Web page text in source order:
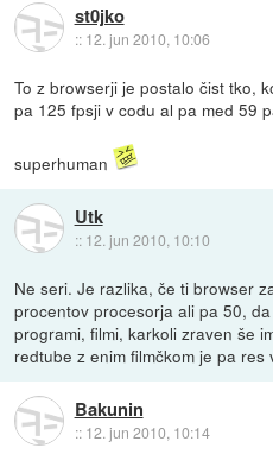
st0jko
:: 12. jun 2010, 10:06
To z browserji je postalo čist tko,
pa 125 fpsji v codu al pa med 59
superhuman
Utk
:: 12. jun 2010, 10:10
Ne seri. Je razlika, če ti browser
procentov procesorja ali pa 50,
programi, filmi, karkoli zraven še
redtube z enim filmčkom je pa res
Bakunin
:: 12. jun 2010, 10:14